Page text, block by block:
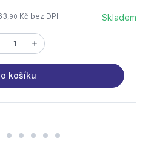
90 Kč bez DPH Skladem
košíku